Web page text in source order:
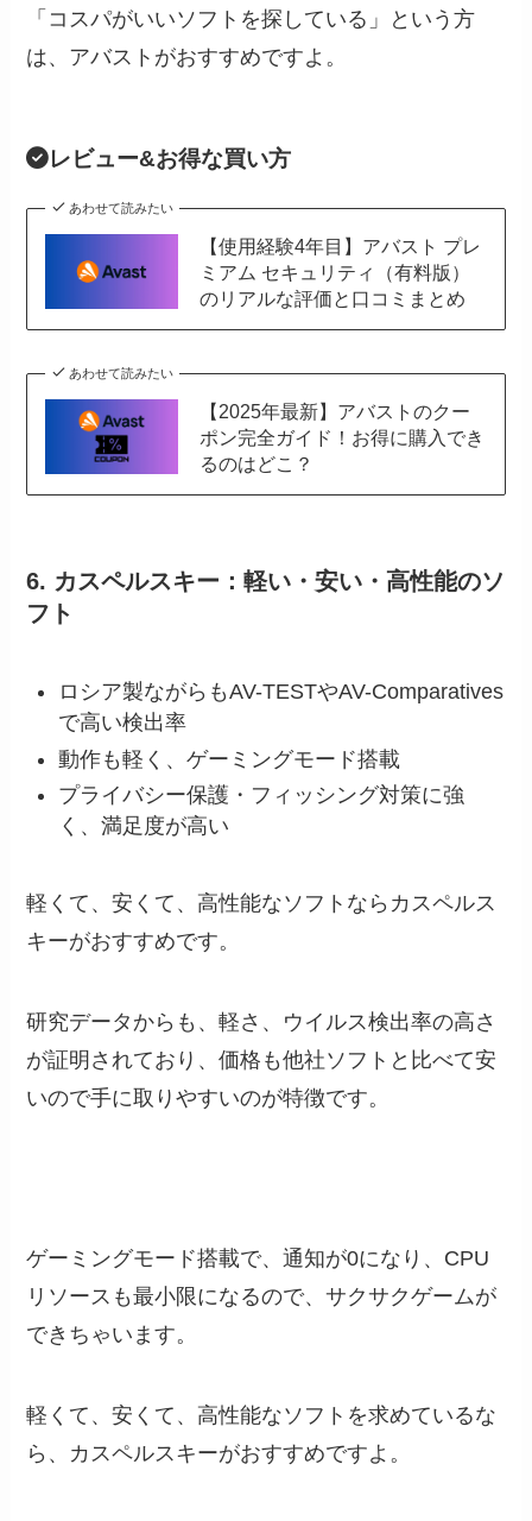
「コスパがいいソフトを探している」という方
は、アバストがおすすめですよ。
レビュー&お得な買い方
あわせて読みたい
【使用経験4年目】アバスト プレ
ミアム セキュリティ（有料版）
のリアルな評価と口コミまとめ
あわせて読みたい
【2025年最新】アバストのクー
ポン完全ガイド！お得に購入でき
るのはどこ？
6. カスペルスキー：軽い・安い・高性能のソ
フト
ロシア製ながらもAV-TESTやAV-Comparatives
で高い検出率
動作も軽く、ゲーミングモード搭載
プライバシー保護・フィッシング対策に強
く、満足度が高い
軽くて、安くて、高性能なソフトならカスペルス
キーがおすすめです。
研究データからも、軽さ、ウイルス検出率の高さ
が証明されており、価格も他社ソフトと比べて安
いので手に取りやすいのが特徴です。
ゲーミングモード搭載で、通知が0になり、CPU
リソースも最小限になるので、サクサクゲームが
できちゃいます。
軽くて、安くて、高性能なソフトを求めているな
ら、カスペルスキーがおすすめですよ。